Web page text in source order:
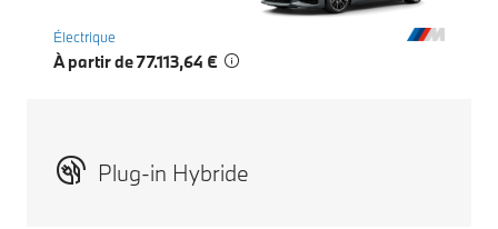
Électrique
À partir de 77.113,64 €
Plug-in Hybride